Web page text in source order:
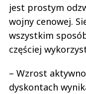
jest prostym
wojny cenowej.
wszystkim
częściej
– Wzrost
dyskontach